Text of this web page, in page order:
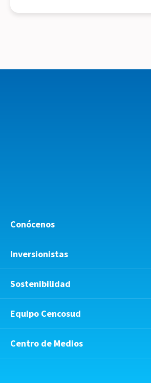
Conócenos
Inversionistas
Sostenibilidad
Equipo Cencosud
Centro de Medios